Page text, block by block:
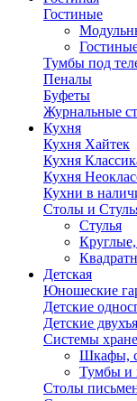
Гостиные
Тумбы под
Пеналы
Буфеты
Журнальные
Кухня
Кухня Хайтек
Кухня
Кухня
Кухни в
Столы и
Стулья
Детская
Юношеские
Детские
Детские
Системы
Шкафы,
Тумбы и
Столы